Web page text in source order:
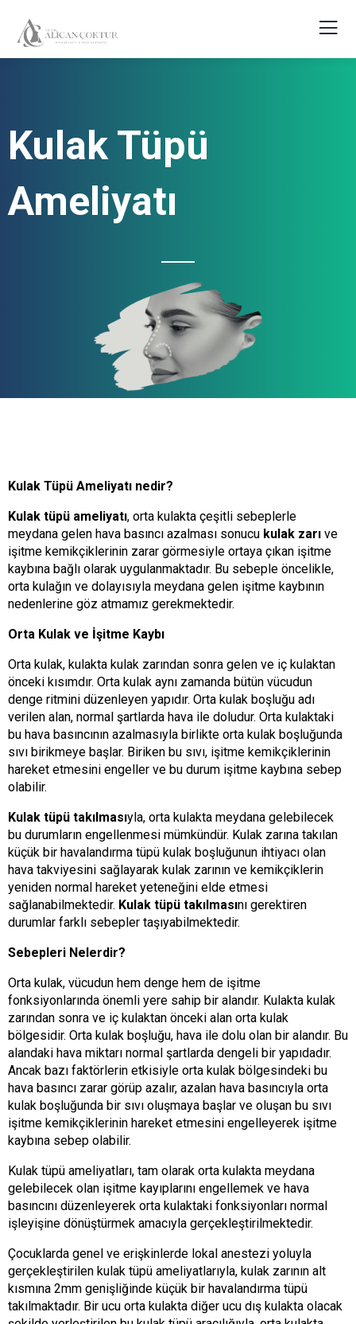
Kulak Tüpü
Ameliyatı
Kulak Tüpü Ameliyatı nedir?
Kulak tüpü ameliyatı, orta kulakta çeşitli sebeplerle
meydana gelen hava basıncı azalması sonucu kulak zarı ve
işitme kemikçiklerinin zarar görmesiyle ortaya çıkan işitme
kaybına bağlı olarak uygulanmaktadır. Bu sebeple öncelikle,
orta kulağın ve dolayısıyla meydana gelen işitme kaybının
nedenlerine göz atmamız gerekmektedir.
Orta Kulak ve İşitme Kaybı
Orta kulak, kulakta kulak zarından sonra gelen ve iç kulaktan
önceki kısımdır. Orta kulak aynı zamanda bütün vücudun
denge ritmini düzenleyen yapıdır. Orta kulak boşluğu adı
verilen alan, normal şartlarda hava ile doludur. Orta kulaktaki
bu hava basıncının azalmasıyla birlikte orta kulak boşluğunda
sıvı birikmeye başlar. Biriken bu sıvı, işitme kemikçiklerinin
hareket etmesini engeller ve bu durum işitme kaybına sebep
olabilir.
Kulak tüpü takılmasıyla, orta kulakta meydana gelebilecek
bu durumların engellenmesi mümkündür. Kulak zarına takılan
küçük bir havalandırma tüpü kulak boşluğunun ihtiyacı olan
hava takviyesini sağlayarak kulak zarının ve kemikçiklerin
yeniden normal hareket yeteneğini elde etmesi
sağlanabilmektedir. Kulak tüpü takılmasını gerektiren
durumlar farklı sebepler taşıyabilmektedir.
Sebepleri Nelerdir?
Orta kulak, vücudun hem denge hem de işitme
fonksiyonlarında önemli yere sahip bir alandır. Kulakta kulak
zarından sonra ve iç kulaktan önceki alan orta kulak
bölgesidir. Orta kulak boşluğu, hava ile dolu olan bir alandır. Bu
alandaki hava miktarı normal şartlarda dengeli bir yapıdadır.
Ancak bazı faktörlerin etkisiyle orta kulak bölgesindeki bu
hava basıncı zarar görüp azalır, azalan hava basıncıyla orta
kulak boşluğunda bir sıvı oluşmaya başlar ve oluşan bu sıvı
işitme kemikçiklerinin hareket etmesini engelleyerek işitme
kaybına sebep olabilir.
Kulak tüpü ameliyatları, tam olarak orta kulakta meydana
gelebilecek olan işitme kayıplarını engellemek ve hava
basıncını düzenleyerek orta kulaktaki fonksiyonları normal
işleyişine dönüştürmek amacıyla gerçekleştirilmektedir.
Çocuklarda genel ve erişkinlerde lokal anestezi yoluyla
gerçekleştirilen kulak tüpü ameliyatlarıyla, kulak zarının alt
kısmına 2mm genişliğinde küçük bir havalandırma tüpü
takılmaktadır. Bir ucu orta kulakta diğer ucu dış kulakta olacak